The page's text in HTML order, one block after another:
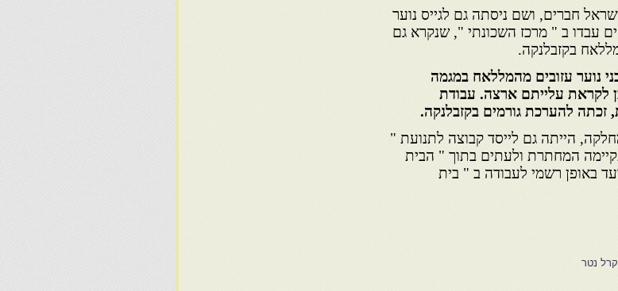
חברים, ושם ניסתה גם לגייס נוער
עבדו ב " מרכז השכונתי ", שנקרא גם
בקזבלנקה.
נוער עזובים מהמללאח במגמה
לקראת עלייתם ארצה. עבודת
זכתה להערכת גורמים בקזבלנקה.
הייתה גם לייסד קבוצה לתנועת "
המחתרת ולעתים בתוך " הבית
באופן רשמי לעבודה ב " בית
קרל נטר